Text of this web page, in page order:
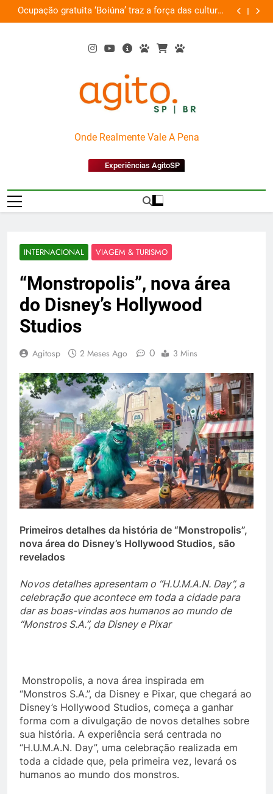
to
culturas
e arte
Por que Santo Domingo merece uma viagem
exclusiva
AgitoSP
Onde Realmente Vale A Pena
Experiências AgitoSP
INTERNACIONAL VIAGEM & TURISMO
“Monstropolis”, nova área
do Disney’s Hollywood
Studios
Agitosp 2 Meses Ago 0 3 Mins
Primeiros detalhes da história de “Monstropolis”,
nova área do Disney’s Hollywood Studios, são
revelados
Novos detalhes apresentam o “H.U.M.A.N. Day”, a
celebração que acontece em toda a cidade para
dar as boas-vindas aos humanos ao mundo de
“Monstros S.A.”, da Disney e Pixar
Monstropolis, a nova área inspirada em
“Monstros S.A.”, da Disney e Pixar, que chegará ao
Disney’s Hollywood Studios, começa a ganhar
forma com a divulgação de novos detalhes sobre
sua história. A experiência será centrada no
“H.U.M.A.N. Day”, uma celebração realizada em
toda a cidade que, pela primeira vez, levará os
humanos ao mundo dos monstros.